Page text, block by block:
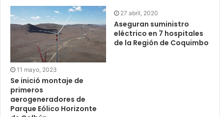
11 mayo, 2023
Se inició montaje de
primeros
aerogeneradores de
Parque Eólico Horizonte
27 abril, 2020
Aseguran suministro
eléctrico en 7 hospitales
de la Región de Coquimbo